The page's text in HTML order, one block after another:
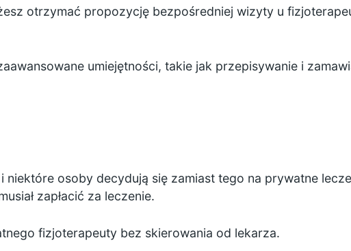
otrzymać propozycję bezpośredniej wizyty u
umiejętności, takie jak przepisywanie i
osoby decydują się zamiast tego na prywatne
zapłacić za leczenie.
fizjoterapeuty bez skierowania od lekarza.